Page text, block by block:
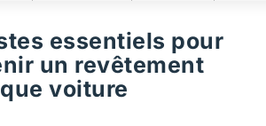
essentiels pour
un revêtement
voiture